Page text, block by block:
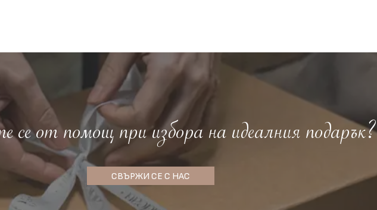
от помощ при избора на идеалния подарък?
СВЪРЖИ СЕ С НАС